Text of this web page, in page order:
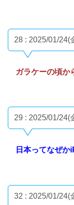
28 : 2025/01/24(
ガラケーの頃か
29 : 2025/01/24(
日本ってなぜ
32 : 2025/01/24(